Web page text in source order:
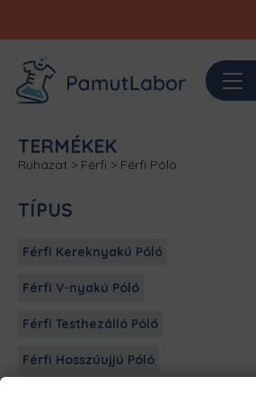
TERMÉKEK
Ruházat > Férfi > Férfi Póló
TÍPUS
Férfi Kereknyakú Póló
Férfi V-nyakú Póló
Férfi Testhezálló Póló
Férfi Hosszúujjú Póló